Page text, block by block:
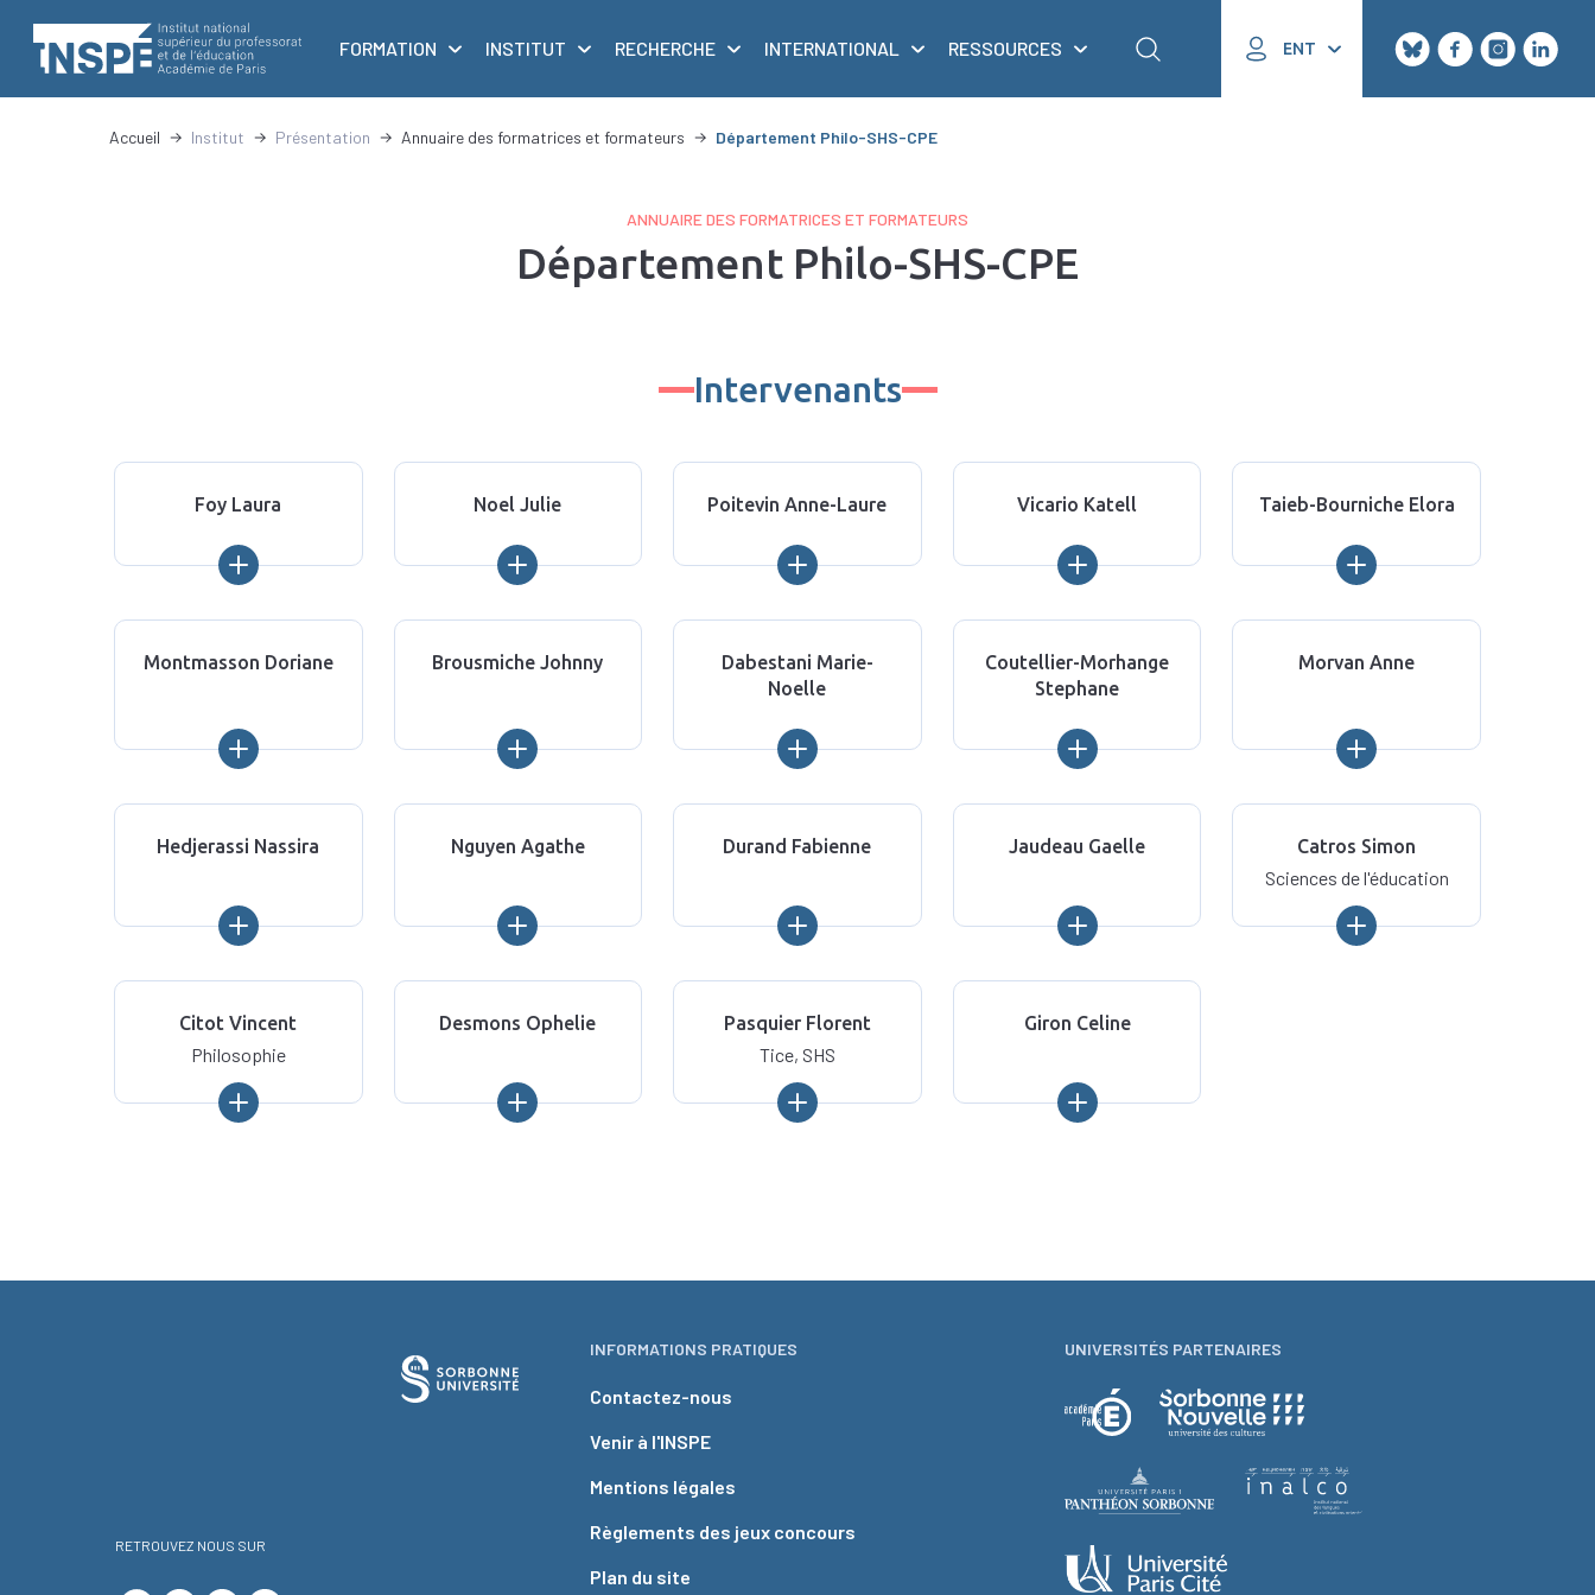
contenu
principal
principale
FORMATION
INSTITUT RECHERCHE INTERNATIONAL RESSOURCES ENT
d'Ariane
Accueil Institut Présentation Annuaire des formatrices et formateurs Département Philo-SHS-CPE
ANNUAIRE DES FORMATRICES ET FORMATEURS
Département Philo-SHS-CPE
Intervenants
Foy Laura Noel Julie Poitevin Anne-Laure Vicario Katell Taieb-Bourniche Elora
Montmasson Doriane Brousmiche Johnny
Dabestani Marie-
Noelle
Coutellier-Morhange
Stephane
Morvan Anne
Hedjerassi Nassira Nguyen Agathe Durand Fabienne Jaudeau Gaelle Catros Simon
Sciences de l'éducation
Citot Vincent
Philosophie
Desmons Ophelie Pasquier Florent
Tice, SHS
Giron Celine
RETROUVEZ NOUS SUR
INFORMATIONS PRATIQUES
Contactez-nous
Venir à l'INSPE
Mentions légales
Règlements des jeux concours
Plan du site
UNIVERSITÉS PARTENAIRES